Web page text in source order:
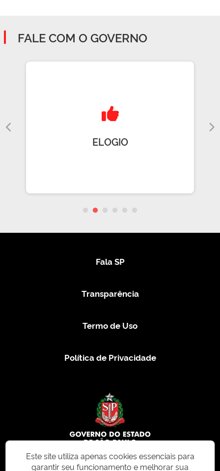
FALE COM O GOVERNO
ELOGIO
Fala SP
Transparência
Termo de Uso
Política de Privacidade
Este site utiliza apenas cookies essenciais para
garantir seu funcionamento e melhorar sua